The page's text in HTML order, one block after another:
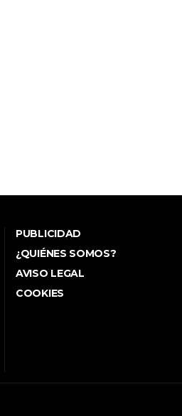
PUBLICIDAD
¿QUIÉNES SOMOS?
AVISO LEGAL
COOKIES